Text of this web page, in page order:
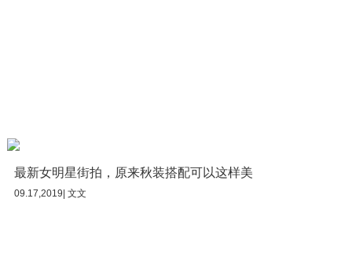
最新女明星街拍，原来秋装搭配可以这样美
09.17,2019| 文文